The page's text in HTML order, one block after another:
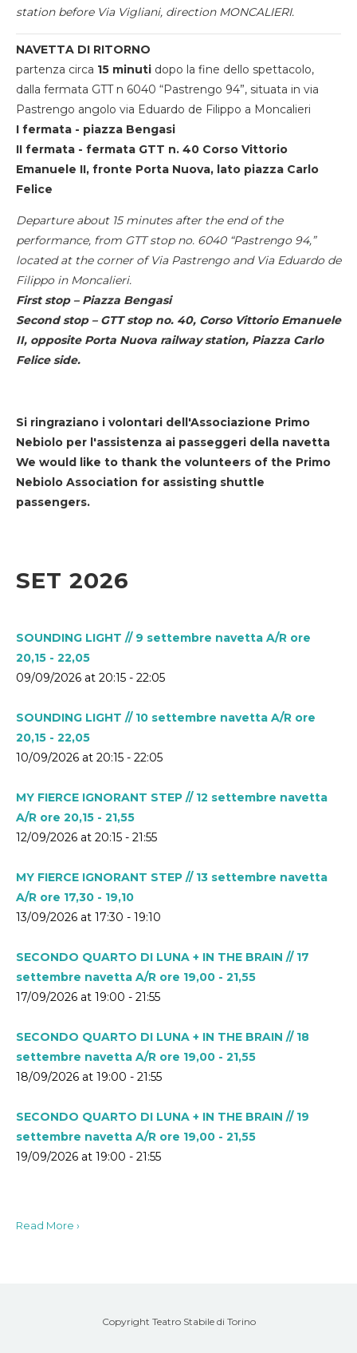
station before Via Vigliani, direction MONCALIERI.
NAVETTA DI RITORNO
partenza circa 15 minuti dopo la fine dello spettacolo,
dalla fermata GTT n 6040 “Pastrengo 94”, situata in via
Pastrengo angolo via Eduardo de Filippo a Moncalieri
I fermata - piazza Bengasi
II fermata - fermata GTT n. 40 Corso Vittorio
Emanuele II, fronte Porta Nuova, lato piazza Carlo
Felice
Departure about 15 minutes after the end of the
performance, from GTT stop no. 6040 “Pastrengo 94,”
located at the corner of Via Pastrengo and Via Eduardo de
Filippo in Moncalieri.
First stop – Piazza Bengasi
Second stop – GTT stop no. 40, Corso Vittorio Emanuele
II, opposite Porta Nuova railway station, Piazza Carlo
Felice side.
Si ringraziano i volontari dell'Associazione Primo
Nebiolo per l'assistenza ai passeggeri della navetta
We would like to thank the volunteers of the Primo
Nebiolo Association for assisting shuttle
passengers.
SET 2026
SOUNDING LIGHT // 9 settembre navetta A/R ore
20,15 - 22,05
09/09/2026 at 20:15 - 22:05
SOUNDING LIGHT // 10 settembre navetta A/R ore
20,15 - 22,05
10/09/2026 at 20:15 - 22:05
MY FIERCE IGNORANT STEP // 12 settembre navetta
A/R ore 20,15 - 21,55
12/09/2026 at 20:15 - 21:55
MY FIERCE IGNORANT STEP // 13 settembre navetta
A/R ore 17,30 - 19,10
13/09/2026 at 17:30 - 19:10
SECONDO QUARTO DI LUNA + IN THE BRAIN // 17
settembre navetta A/R ore 19,00 - 21,55
17/09/2026 at 19:00 - 21:55
SECONDO QUARTO DI LUNA + IN THE BRAIN // 18
settembre navetta A/R ore 19,00 - 21,55
18/09/2026 at 19:00 - 21:55
SECONDO QUARTO DI LUNA + IN THE BRAIN // 19
settembre navetta A/R ore 19,00 - 21,55
19/09/2026 at 19:00 - 21:55
Read More ›
Copyright Teatro Stabile di Torino